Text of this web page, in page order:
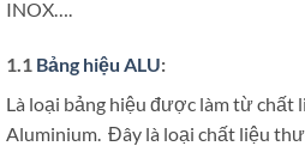
INOX….
1.1 Bảng hiệu ALU:
Là loại bảng hiệu được làm từ chất
Aluminium. Đây là loại chất liệu